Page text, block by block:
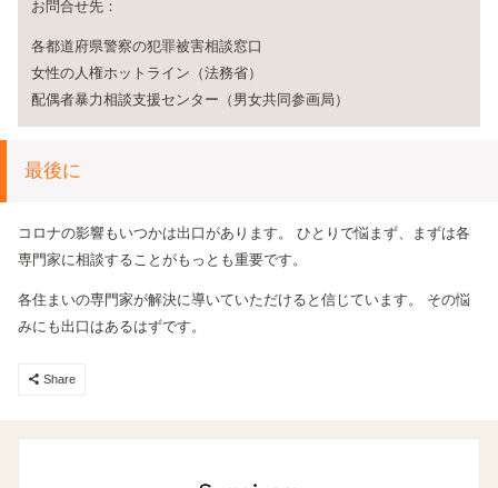
お問合せ先：
各都道府県警察の犯罪被害相談窓口
女性の人権ホットライン（法務省）
配偶者暴力相談支援センター（男女共同参画局）
最後に
コロナの影響もいつかは出口があります。
ひとりで悩まず、まずは各
専門家に相談することがもっとも重要です。
各住まいの専門家が解決に導いていただけると信じています。
その悩
みにも出口はあるはずです。
Share